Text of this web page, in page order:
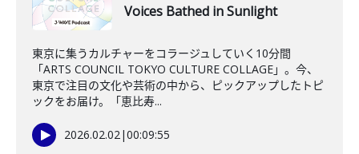
Voices Bathed in Sunlight
東京に集うカルチャーをコラージュしていく10分間
「ARTS COUNCIL TOKYO CULTURE COLLAGE」。今、
東京で注目の文化や芸術の中から、ピックアップしたトピ
ックをお届け。「恵比寿...
2026.02.02|00:09:55